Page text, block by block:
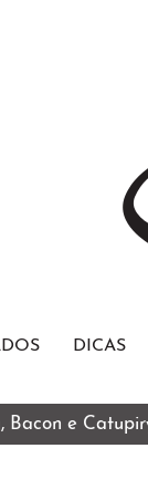
DICAS
Bacon e